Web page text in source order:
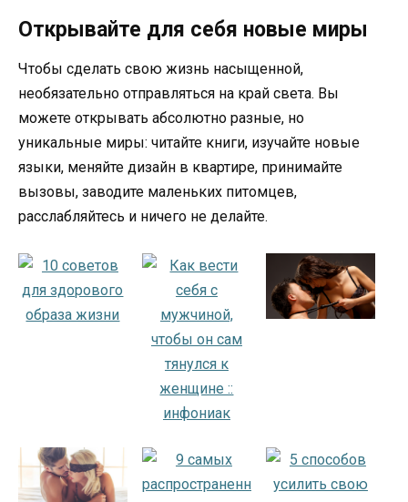
Открывайте для себя новые миры
Чтобы сделать свою жизнь насыщенной,
необязательно отправляться на край света. Вы
можете открывать абсолютно разные, но
уникальные миры: читайте книги, изучайте новые
языки, меняйте дизайн в квартире, принимайте
вызовы, заводите маленьких питомцев,
расслабляйтесь и ничего не делайте.